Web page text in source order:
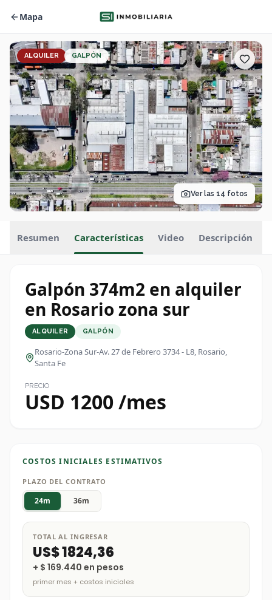
Mapa
ALQUILER GALPÓN
Ver las 14 fotos
Resumen Características Video Descripción
Galpón 374m2 en alquiler
en Rosario zona sur
ALQUILER GALPÓN
Rosario-Zona Sur-Av. 27 de Febrero 3734 - L8, Rosario,
Santa Fe
PRECIO
USD 1200 /mes
COSTOS INICIALES ESTIMATIVOS
PLAZO DEL CONTRATO
24m 36m
TOTAL AL INGRESAR
US$ 1824,36
+ $ 169.440 en pesos
primer mes + costos iniciales